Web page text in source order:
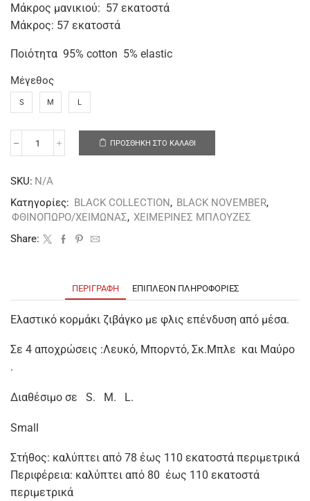
Μάκρος μανικιού: 57 εκατοστά
Μάκρος: 57 εκατοστά
Ποιότητα 95% cotton 5% elastic
Μέγεθος
S M L
ΠΡΟΣΘΉΚΗ ΣΤΟ ΚΑΛΆΘΙ
SKU: N/A
Κατηγορίες: BLACK COLLECTION, BLACK NOVEMBER,
ΦΘΙΝΟΠΩΡΟ/ΧΕΙΜΩΝΑΣ, ΧΕΙΜΕΡΙΝΕΣ ΜΠΛΟΥΖΕΣ
Share:
ΠΕΡΙΓΡΑΦΉ ΕΠΙΠΛΈΟΝ ΠΛΗΡΟΦΟΡΊΕΣ
Ελαστικό κορμάκι ζιβάγκο με φλις επένδυση από μέσα.
Σε 4 αποχρώσεις :Λευκό, Μπορντό, Σκ.Μπλε και Mαύρο
.
Διαθέσιμο σε S. M. L.
Small
Στήθος: καλύπτει από 78 έως 110 εκατοστά περιμετρικά
Περιφέρεια: καλύπτει από 80 έως 110 εκατοστά
περιμετρικά